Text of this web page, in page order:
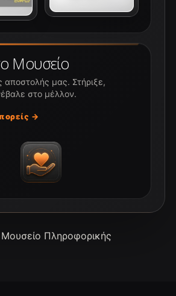
Μουσείο
αποστολής μας. Στήριξε,
στο μέλλον.
→
Πληροφορικής